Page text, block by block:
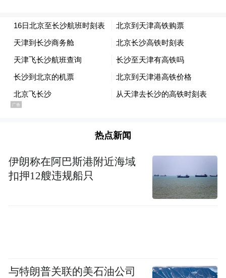
金、文化体验、上海景点、汉语水平考试
等。截至目前，共发稿580篇，其中法语稿件
140篇，西班牙语稿件150篇，俄语稿件150
篇，阿拉伯语稿件140篇。
17万人，其中包括4.1万长期留学生。近年
学生在上海40所高等院校与科研机构留学及
短期汉语学习。越来越多的国际学生可以通
过其母语、并在本国就可以申请来上海留
热点新闻
伊朗称在阿巴斯港附近海域
扣押12艘违规船只
与特朗普关联的美石油公司